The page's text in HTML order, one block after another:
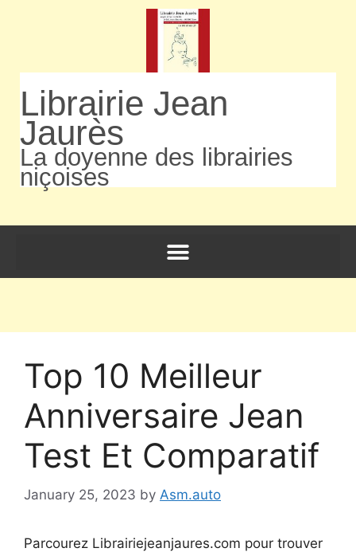
Librairie Jean
Jaurès
La doyenne des librairies
niçoises
Top 10 Meilleur
Anniversaire Jean
Test Et Comparatif
January 25, 2023 by Asm.auto
Parcourez Librairiejeanjaures.com pour trouver